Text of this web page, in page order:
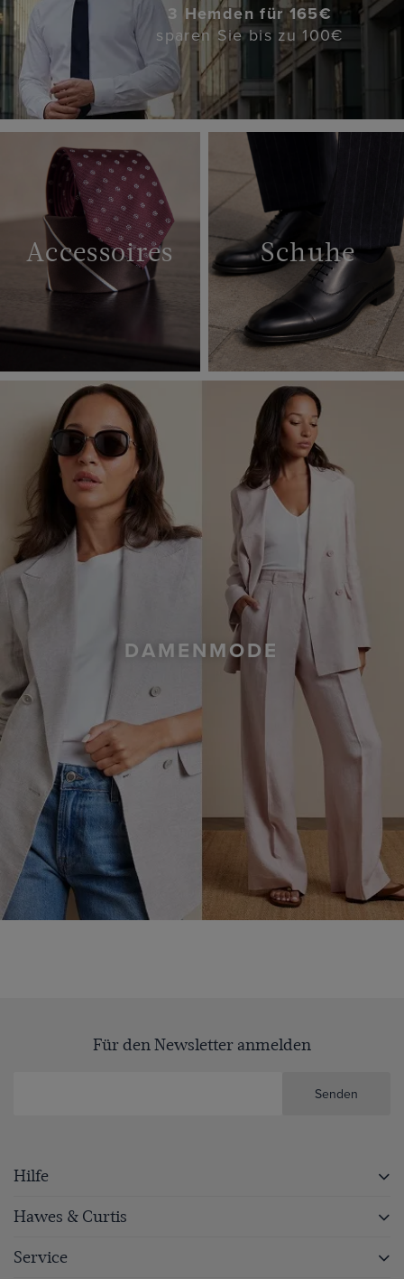
3 Hemden für 165€
sparen Sie bis zu 100€
Accessoires Schuhe
DAMENMODE
Für den Newsletter anmelden
Senden
Hilfe
Hawes & Curtis
Service